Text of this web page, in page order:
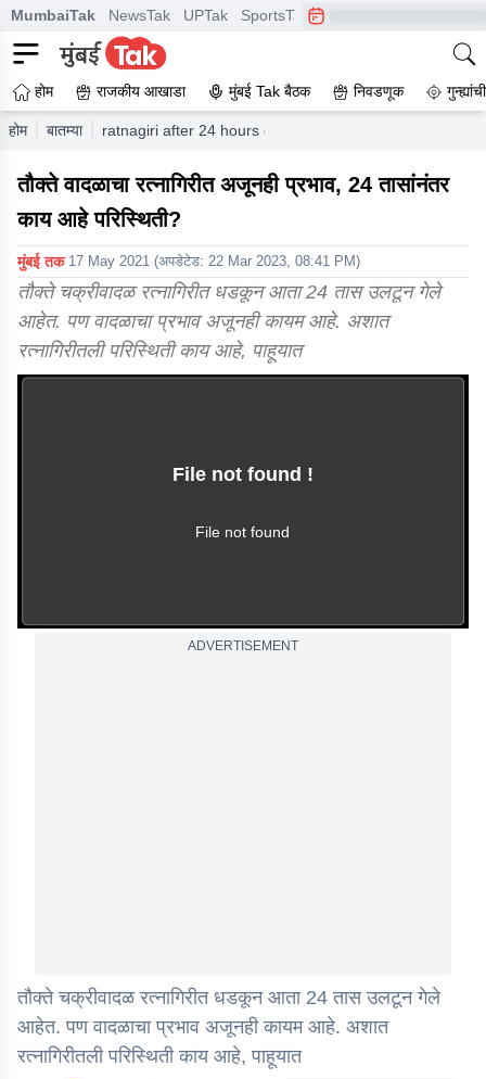
MumbaiTak NewsTak UPTak SportsTak CrimeTak
होम राजकीय आखाडा मुंबई Tak बैठक निवडणूक
होम बातम्या ratnagiri after 24 hours of tauktae cyclone
तौक्ते वादळाचा रत्नागिरीत अजूनही प्रभाव, 24 तासांनंतर
काय आहे परिस्थिती?
मुंबई तक 17 May 2021 (अपडेटेड: 22 Mar 2023, 08:41 PM)
तौक्ते चक्रीवादळ रत्नागिरीत धडकून आता 24 तास उलटून गेले
आहेत. पण वादळाचा प्रभाव अजूनही कायम आहे. अशात
रत्नागिरीतली परिस्थिती काय आहे, पाहूयात
This video file cannot
File not found !
File not found
ADVERTISEMENT
तौक्ते चक्रीवादळ रत्नागिरीत धडकून आता 24 तास उलटून गेले
आहेत. पण वादळाचा प्रभाव अजूनही कायम आहे. अशात
रत्नागिरीतली परिस्थिती काय आहे, पाहूयात